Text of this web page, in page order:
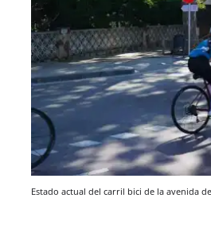
Estado actual del carril bici de la avenida